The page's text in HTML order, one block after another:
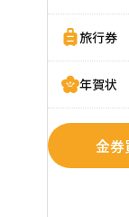
旅行券
年賀状
金券